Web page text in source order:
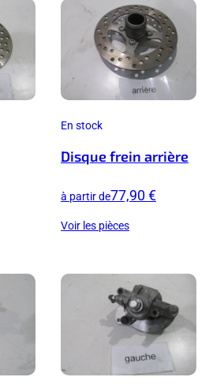
En stock
Disque frein arrière
à partir de77,90 €
Voir les pièces